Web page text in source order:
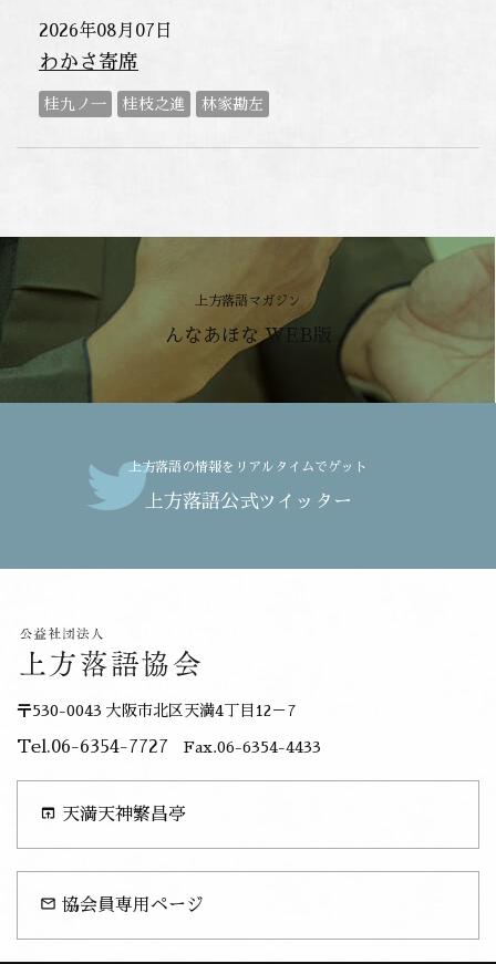
2026年08月07日
わかさ寄席
桂九ノ一 桂枝之進 林家勘左
上方落語マガジン
んなあほな WEB版
上方落語の情報をリアルタイムでゲット
上方落語公式ツイッター
〒530-0043 大阪市北区天満4丁目12－7
Tel.06-6354-7727 Fax.06-6354-4433
open_in_browser 天満天神繁昌亭
mail_outline 協会員専用ページ